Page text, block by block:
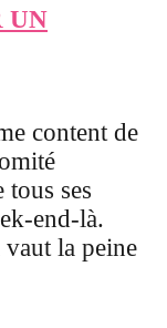
UN
content de
tous ses
end-là.
vaut la peine